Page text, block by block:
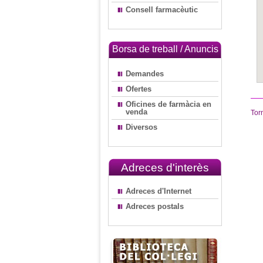
Consell farmacèutic
Borsa de treball / Anuncis
Demandes
Ofertes
Oficines de farmàcia en
venda
Diversos
Adreces d'interès
Adreces d'Internet
Adreces postals